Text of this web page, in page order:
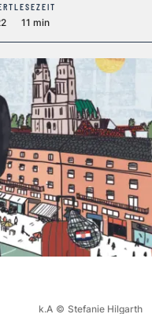
LESEZEIT
11 min
k.A © Stefanie Hilgarth